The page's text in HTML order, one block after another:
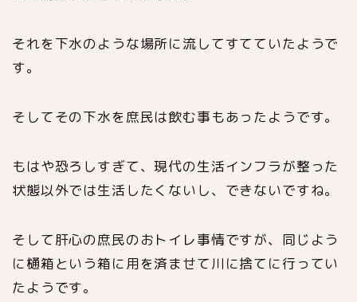
それを下水のような場所に流してすてていたようで
す。
そしてその下水を庶民は飲む事もあったようです。
もはや恐ろしすぎて、現代の生活インフラが整った
状態以外では生活したくないし、できないですね。
そして肝心の庶民のおトイレ事情ですが、同じよう
に樋箱という箱に用を済ませて川に捨てに行ってい
たようです。